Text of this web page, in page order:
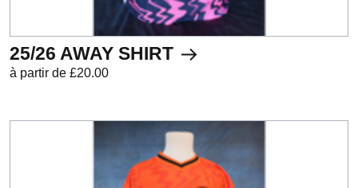
25/26 AWAY SHIRT
à partir de £20.00